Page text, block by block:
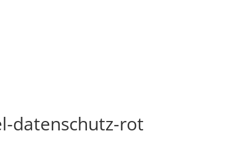
datenschutz-rot